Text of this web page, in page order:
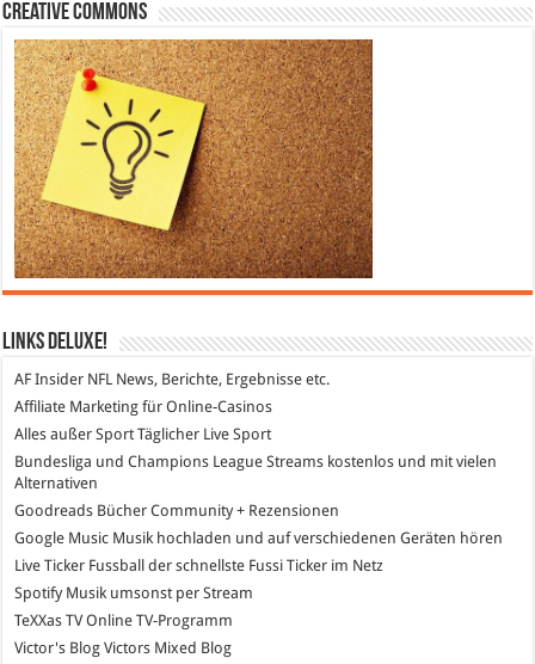
Creative Commons
Links DeLuXe!
AF Insider NFL News, Berichte, Ergebnisse etc.
Affiliate Marketing für Online-Casinos
Alles außer Sport Täglicher Live Sport
Bundesliga und Champions League Streams kostenlos und mit vielen
Alternativen
Goodreads Bücher Community + Rezensionen
Google Music Musik hochladen und auf verschiedenen Geräten hören
Live Ticker Fussball
der schnellste Fussi Ticker im Netz
SpotifyMusik umsonst per Stream
TeXXas TVOnline TV-Programm
Victor's Blog Victors Mixed Blog